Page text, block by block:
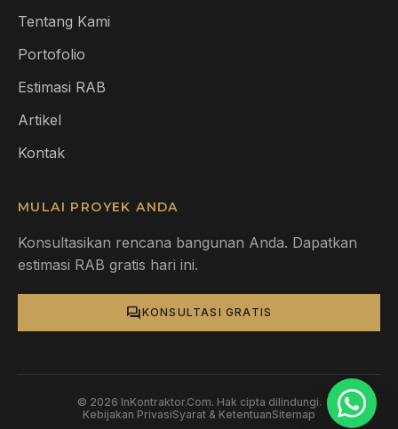
Tentang Kami
Portofolio
Estimasi RAB
Artikel
Kontak
MULAI PROYEK ANDA
Konsultasikan rencana bangunan Anda. Dapatkan
estimasi RAB gratis hari ini.
forumKONSULTASI GRATIS
© 2026 InKontraktor.Com. Hak cipta dilindungi.
Kebijakan PrivasiSyarat & KetentuanSitemap